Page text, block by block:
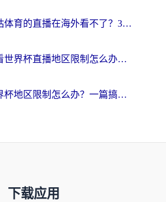
为什么咪咕体育的直播在海外看不了？3步解决海外看世界杯+抖音地区限制难题
海外电脑看世界杯直播地区限制怎么办？你需要一个聪明的加速器
海外看世界杯地区限制怎么办？一篇搞定咪咕视频播放+国内资源无缝访问指南
下载应用